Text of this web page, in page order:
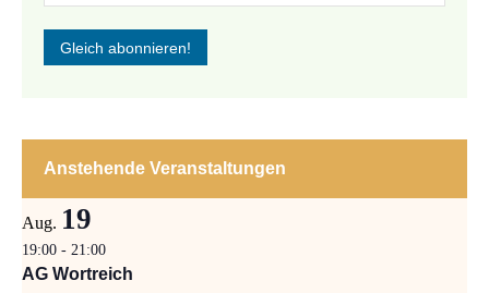
Anstehende Veranstaltungen
Aug. 19
19:00 - 21:00
AG Wortreich